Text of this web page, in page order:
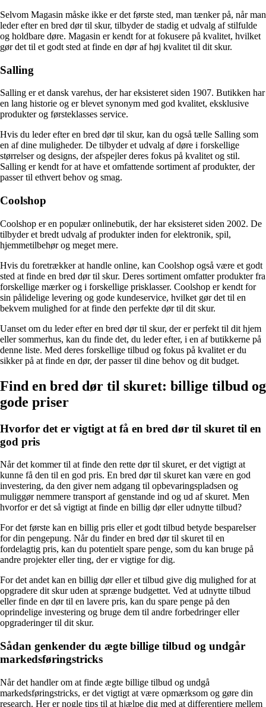
Selvom Magasin måske ikke er det første sted, man tænker på, når man
leder efter en bred dør til skur, tilbyder de stadig et udvalg af stilfulde
og holdbare døre. Magasin er kendt for at fokusere på kvalitet, hvilket
gør det til et godt sted at finde en dør af høj kvalitet til dit skur.
Salling
Salling er et dansk varehus, der har eksisteret siden 1907. Butikken har
en lang historie og er blevet synonym med god kvalitet, eksklusive
produkter og førsteklasses service.
Hvis du leder efter en bred dør til skur, kan du også tælle Salling som
en af dine muligheder. De tilbyder et udvalg af døre i forskellige
størrelser og designs, der afspejler deres fokus på kvalitet og stil.
Salling er kendt for at have et omfattende sortiment af produkter, der
passer til ethvert behov og smag.
Coolshop
Coolshop er en populær onlinebutik, der har eksisteret siden 2002. De
tilbyder et bredt udvalg af produkter inden for elektronik, spil,
hjemmetilbehør og meget mere.
Hvis du foretrækker at handle online, kan Coolshop også være et godt
sted at finde en bred dør til skur. Deres sortiment omfatter produkter fra
forskellige mærker og i forskellige prisklasser. Coolshop er kendt for
sin pålidelige levering og gode kundeservice, hvilket gør det til en
bekvem mulighed for at finde den perfekte dør til dit skur.
Uanset om du leder efter en bred dør til skur, der er perfekt til dit hjem
eller sommerhus, kan du finde det, du leder efter, i en af butikkerne på
denne liste. Med deres forskellige tilbud og fokus på kvalitet er du
sikker på at finde en dør, der passer til dine behov og dit budget.
Find en bred dør til skuret: billige tilbud og
gode priser
Hvorfor det er vigtigt at få en bred dør til skuret til en
god pris
Når det kommer til at finde den rette dør til skuret, er det vigtigt at
kunne få den til en god pris. En bred dør til skuret kan være en god
investering, da den giver nem adgang til opbevaringspladsen og
muliggør nemmere transport af genstande ind og ud af skuret. Men
hvorfor er det så vigtigt at finde en billig dør eller udnytte tilbud?
For det første kan en billig pris eller et godt tilbud betyde besparelser
for din pengepung. Når du finder en bred dør til skuret til en
fordelagtig pris, kan du potentielt spare penge, som du kan bruge på
andre projekter eller ting, der er vigtige for dig.
For det andet kan en billig dør eller et tilbud give dig mulighed for at
opgradere dit skur uden at sprænge budgettet. Ved at udnytte tilbud
eller finde en dør til en lavere pris, kan du spare penge på den
oprindelige investering og bruge dem til andre forbedringer eller
opgraderinger til dit skur.
Sådan genkender du ægte billige tilbud og undgår
markedsføringstricks
Når det handler om at finde ægte billige tilbud og undgå
markedsføringstricks, er det vigtigt at være opmærksom og gøre din
research. Her er nogle tips til at hjælpe dig med at differentiere mellem